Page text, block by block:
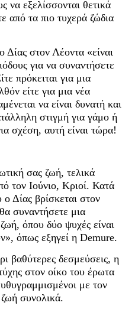
να εξελίσσονται θετικά
από τα πιο τυχερά ζώδια
στον Λέοντα «είναι
για να συναντήσετε
πρόκειται για μια
είτε για μια νέα
να είναι δυνατή και
στιγμή για γάμο ή
σχέση, αυτή είναι τώρα!
σας ζωή, τελικά
τον Ιούνιο, Κριοί. Κατά
ο Δίας βρίσκεται στον
συναντήσετε μια
όπου δύο ψυχές είναι
όπως εξηγεί η Demure.
βαθύτερες δεσμεύσεις, η
στον οίκο του έρωτα
με τον
συνολικά.